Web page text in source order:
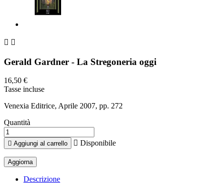
 
Gerald Gardner - La Stregoneria oggi
16,50 €
Tasse incluse
Venexia Editrice, Aprile 2007, pp. 272
Quantità
 Aggiungi al carrello  Disponibile
Descrizione